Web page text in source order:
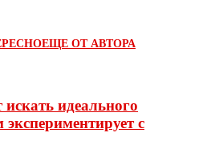
ЕЩЕ ОТ АВТОРА
идеального
с